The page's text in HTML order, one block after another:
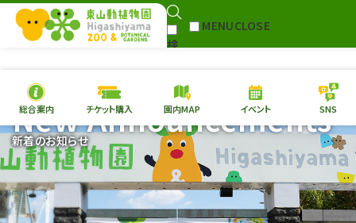
検
MENUCLOSE
本日の開園情報 チケ
園内MAP イベント
総合案内
総合案内 チケット購入 園内MAP イベント SNS
新着のお知らせ
New Announcements